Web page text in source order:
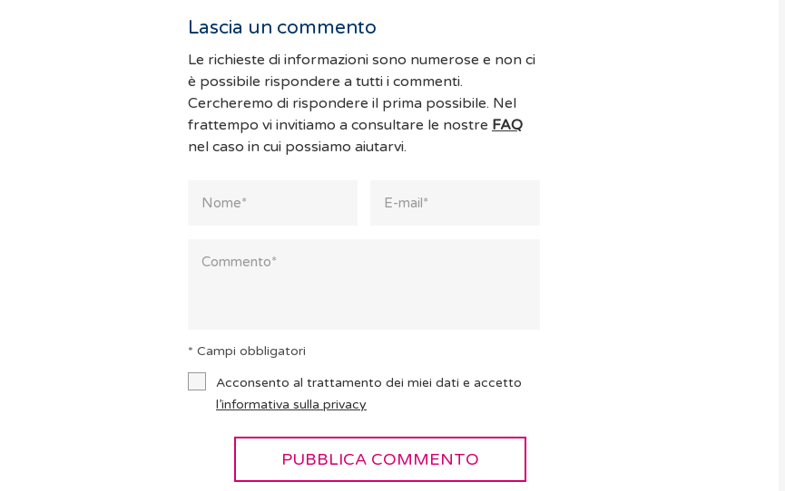
Lascia un commento
Le richieste di informazioni sono numerose e non ci
è possibile rispondere a tutti i commenti.
Cercheremo di rispondere il prima possibile. Nel
frattempo vi invitiamo a consultare le nostre FAQ
nel caso in cui possiamo aiutarvi.
* Campi obbligatori
Acconsento al trattamento dei miei dati e accetto
l’informativa sulla privacy